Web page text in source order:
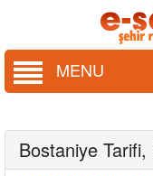
MENU
Bostaniye Tarifi,